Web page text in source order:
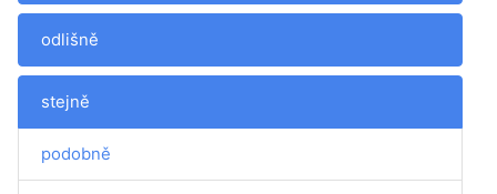
odlišně
stejně
podobně